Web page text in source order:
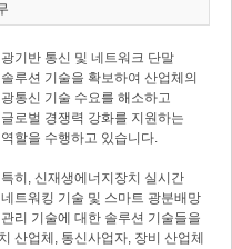
광기반 통신 및 네트워크 단말
솔루션 기술을 확보하여 산업체의
광통신 기술 수요를 해소하고
글로벌 경쟁력 강화를 지원하는
역할을 수행하고 있습니다.
특히, 신재생에너지장치 실시간
네트워킹 기술 및 스마트 광분배망
관리 기술에 대한 솔루션 기술들을
산업체, 통신사업자, 장비 산업체